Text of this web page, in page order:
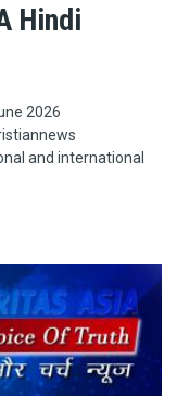
Hindi
2026
and international